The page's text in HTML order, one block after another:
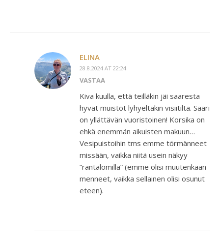
ELINA
28.8.2024 AT 22:24
VASTAA
Kiva kuulla, että teilläkin jäi saaresta
hyvät muistot lyhyeltäkin visiitiltä. Saari
on yllättävän vuoristoinen! Korsika on
ehkä enemmän aikuisten makuun…
Vesipuistoihin tms emme törmänneet
missään, vaikka niitä usein näkyy
”rantalomilla” (emme olisi muutenkaan
menneet, vaikka sellainen olisi osunut
eteen).